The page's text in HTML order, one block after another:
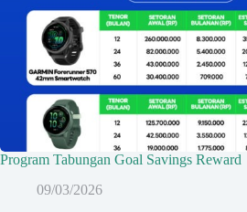
Program Tabungan Goal Savings Reward
09/03/2026